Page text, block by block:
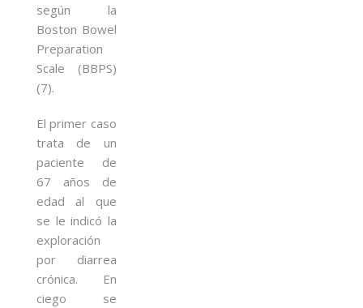
según la
Boston Bowel
Preparation
Scale (BBPS)
(7).
El primer caso
trata de un
paciente de
67 años de
edad al que
se le indicó la
exploración
por diarrea
crónica. En
ciego se